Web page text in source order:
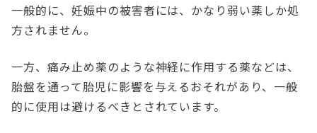
一般的に、妊娠中の被害者には、かなり弱い薬しか処
方されません。
一方、痛み止め薬のような神経に作用する薬などは、
胎盤を通って胎児に影響を与えるおそれがあり、一般
的に使用は避けるべきとされています。